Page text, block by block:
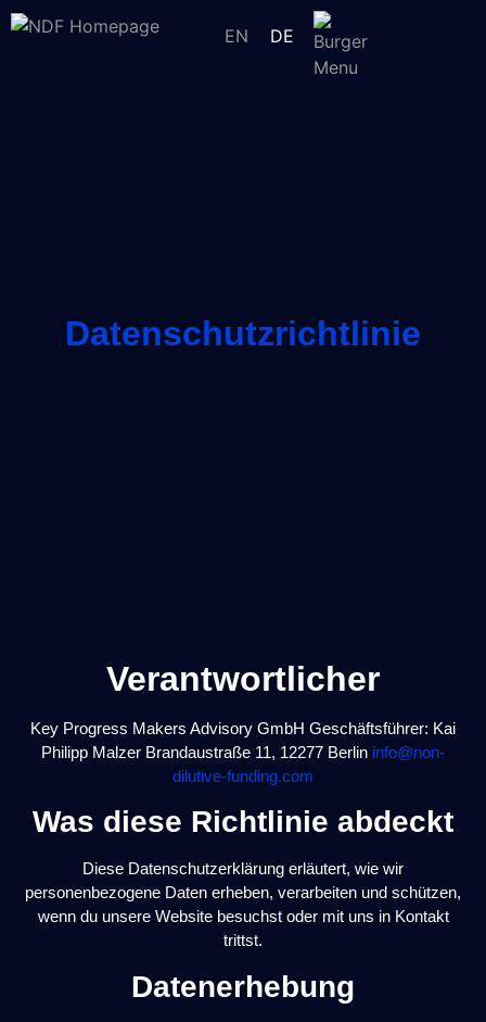
EN DE
Datenschutzrichtlinie
Verantwortlicher
Key Progress Makers Advisory GmbH Geschäftsführer: Kai
Philipp Malzer Brandaustraße 11, 12277 Berlin info@non-
dilutive-funding.com
Was diese Richtlinie abdeckt
Diese Datenschutzerklärung erläutert, wie wir
personenbezogene Daten erheben, verarbeiten und schützen,
wenn du unsere Website besuchst oder mit uns in Kontakt
trittst.
Datenerhebung